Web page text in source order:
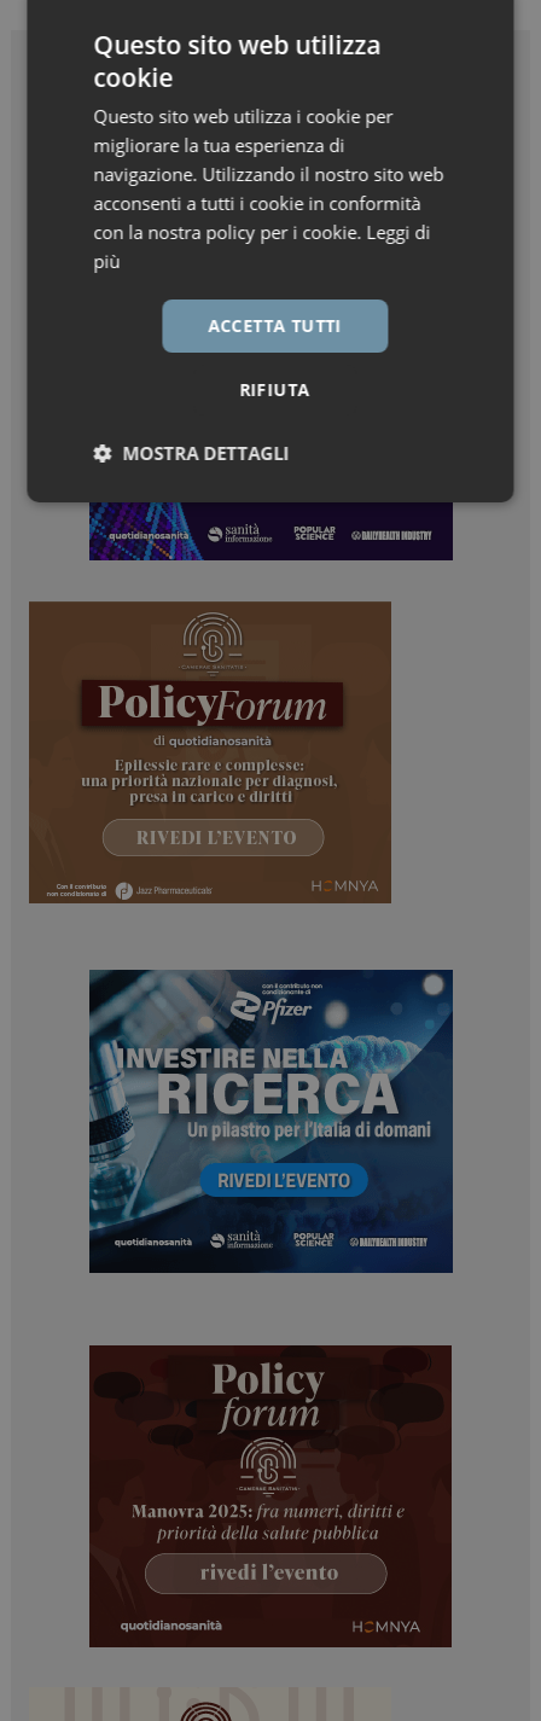
Questo sito web utilizza
cookie
Questo sito web utilizza i cookie per
migliorare la tua esperienza di
navigazione. Utilizzando il nostro sito web
acconsenti a tutti i cookie in conformità
con la nostra policy per i cookie. Leggi di
più
ACCETTA TUTTI
RIFIUTA
MOSTRA DETTAGLI
Necessari Marketing
Necessari
I cookie necessari contribuiscono a rendere fruibile il
sito web abilitandone funzionalità di base quali la
navigazione sulle pagine e l'accesso alle aree
protette del sito. Il sito web non è in grado di
funzionare correttamente senza questi cookie.
NOME
FORNITORE / DOMINIO
.dailyhealthindustry.it
ARRAffinitySameSite
Microsoft Corporation
.www.dailyhealthindustry.it